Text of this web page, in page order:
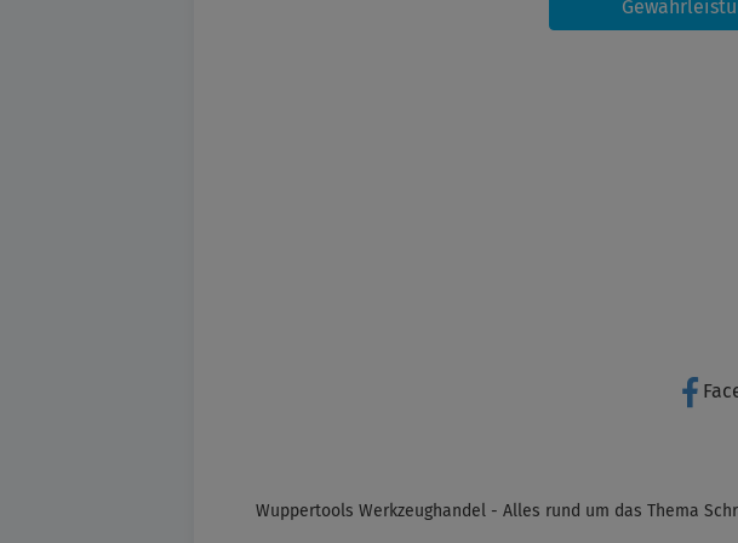
Wuppertools Werkzeughandel - Alles rund um das Thema